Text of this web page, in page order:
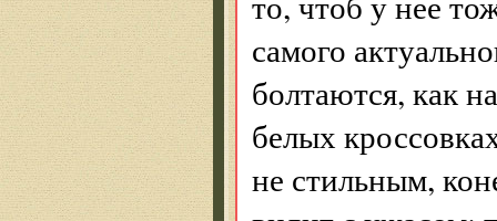
самого
болтаются, как
белых
не стильным,